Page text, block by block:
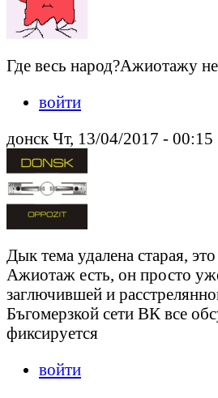
Где весь народ?Ажиотажу
войти
донск Чт, 13/04/2017 - 00:15
Дык тема удалена старая,
Ажиотаж есть, он просто
заглючившей и
Бъгомерзкой сети ВК все
фиксируется
войти